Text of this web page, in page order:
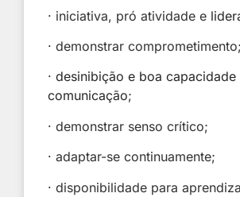
· iniciativa, pró atividade e
· demonstrar comprometimento;
·desinibição e boa capacidade
comunicação;
· demonstrar senso crítico;
· adaptar-se continuamente;
· disponibilidade para